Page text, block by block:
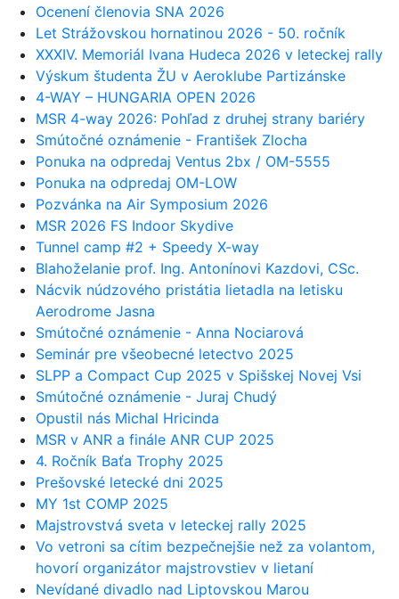
Ocenení členovia SNA 2026
Let Strážovskou hornatinou 2026 - 50. ročník
XXXIV. Memoriál Ivana Hudeca 2026 v leteckej rally
Výskum študenta ŽU v Aeroklube Partizánske
4-WAY – HUNGARIA OPEN 2026
MSR 4-way 2026: Pohľad z druhej strany bariéry
Smútočné oznámenie - František Zlocha
Ponuka na odpredaj Ventus 2bx / OM-5555
Ponuka na odpredaj OM-LOW
Pozvánka na Air Symposium 2026
MSR 2026 FS Indoor Skydive
Tunnel camp #2 + Speedy X-way
Blahoželanie prof. Ing. Antonínovi Kazdovi, CSc.
Nácvik núdzového pristátia lietadla na letisku
Aerodrome Jasna
Smútočné oznámenie - Anna Nociarová
Seminár pre všeobecné letectvo 2025
SLPP a Compact Cup 2025 v Spišskej Novej Vsi
Smútočné oznámenie - Juraj Chudý
Opustil nás Michal Hricinda
MSR v ANR a finále ANR CUP 2025
4. Ročník Baťa Trophy 2025
Prešovské letecké dni 2025
MY 1st COMP 2025
Majstrovstvá sveta v leteckej rally 2025
Vo vetroni sa cítim bezpečnejšie než za volantom,
hovorí organizátor majstrovstiev v lietaní
Nevídané divadlo nad Liptovskou Marou